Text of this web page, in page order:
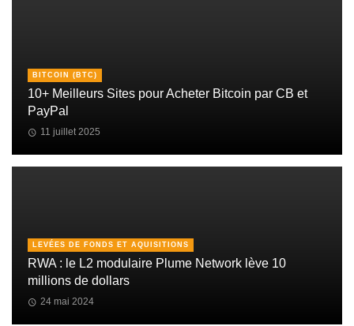
BITCOIN (BTC)
10+ Meilleurs Sites pour Acheter Bitcoin par CB et
PayPal
11 juillet 2025
LEVÉES DE FONDS ET AQUISITIONS
RWA : le L2 modulaire Plume Network lève 10
millions de dollars
24 mai 2024